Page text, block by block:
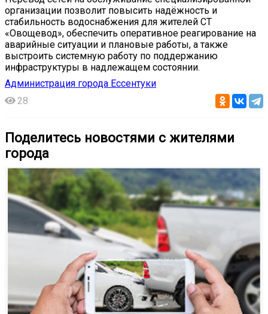
организации позволит повысить надёжность и
стабильность водоснабжения для жителей СТ
«Овощевод», обеспечить оперативное реагирование на
аварийные ситуации и плановые работы, а также
выстроить системную работу по поддержанию
инфраструктуры в надлежащем состоянии.
Администрация города Ессентуки
28
Поделитесь новостями с жителями
города